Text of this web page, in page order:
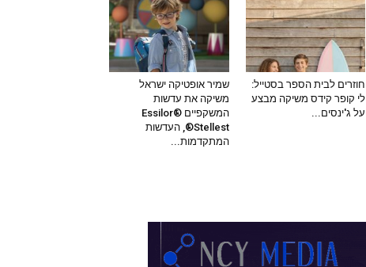
חוזרים לבית הספר בסטייל:
לי קופר קידס משיקה מבצע
על ג'ינסים...
שמיר אופטיקה ישראל
משיקה את עדשות
המשקפיים Essilor®
Stellest®, העדשות
המתקדמות...